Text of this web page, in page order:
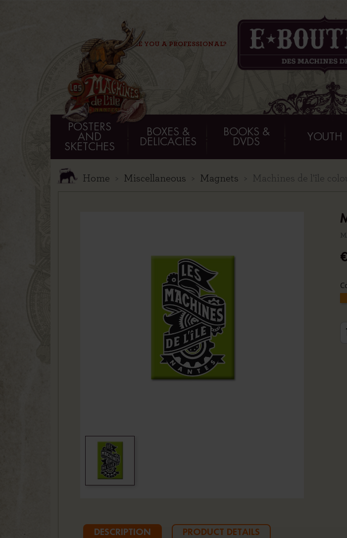
ARE YOU A PROFESSIONAL?
POSTERS
AND
SKETCHES
BOXES &
DELICACIES
BOOKS &
DVDS
YOUTH
Home Miscellaneous Magnets Machines de l'île
DESCRIPTION PRODUCT DETAILS